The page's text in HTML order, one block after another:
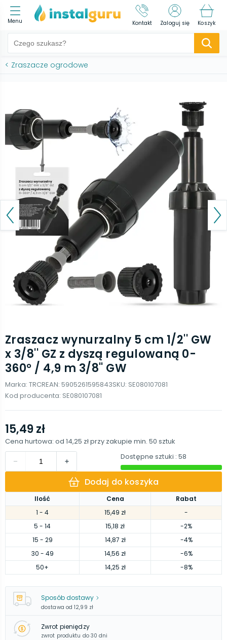
Menu Kontakt Zaloguj się Koszyk
< Zraszacze ogrodowe
Zraszacz wynurzalny 5 cm 1/2'' GW
x 3/8'' GZ z dyszą regulowaną 0-
360° / 4,9 m 3/8'' GW
Marka: TRCREAN: 5905261595843SKU: SE080107081
Kod producenta: SE080107081
Ilość Cena
Rabat
1 - 4 15,49 zł
-
5 - 14 15,18 zł
-2%
15 - 29 14,87 zł
-4%
30 - 49 14,56 zł
-6%
50+ 14,25 zł -8%
15,49 zł
Cena hurtowa: od 14,25 złprzy zakupie min. 50 sztuk
Dostępne sztuki : 58
Dodaj do koszyka
Sposób dostawy
dostawa od 12,99 zł
Zwrot pieniędzy
zwrot produktu do 30 dni